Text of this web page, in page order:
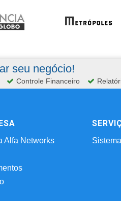
seu negócio!
Controle Financeiro
Alfa Networks